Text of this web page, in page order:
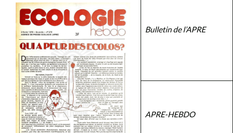
Bulletin de l’APRE
APRE-HEBDO